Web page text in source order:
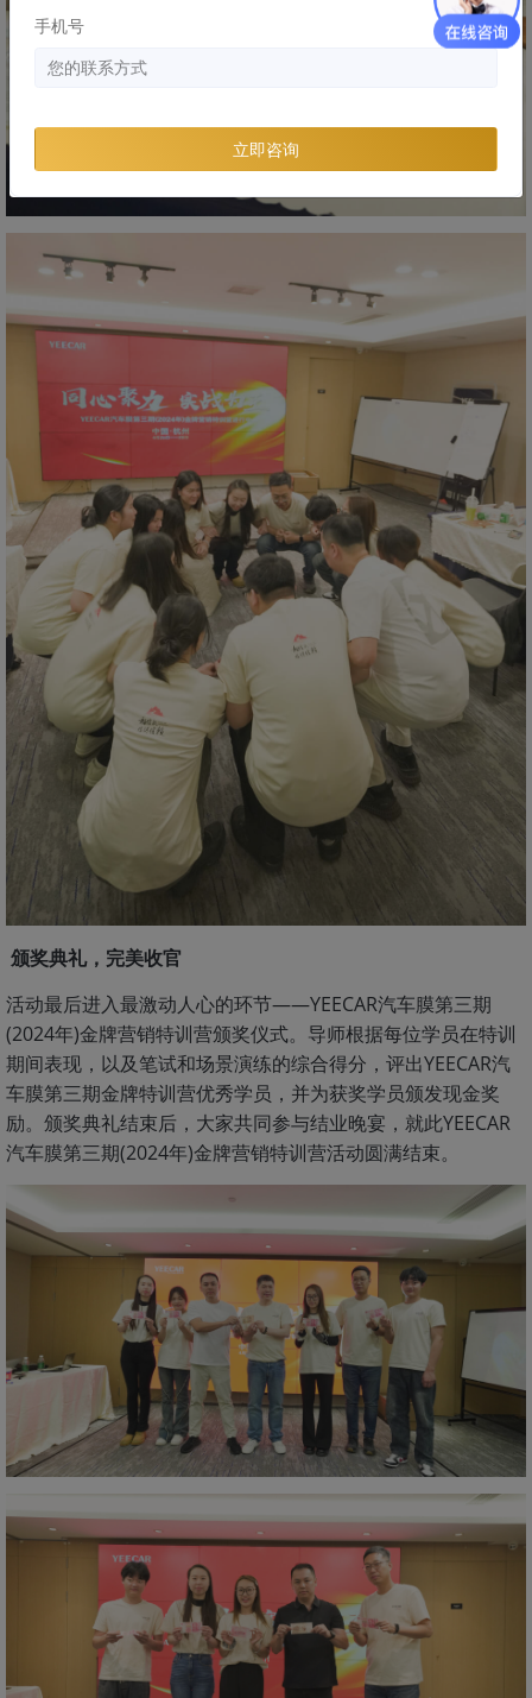
颁奖典礼，完美收官
活动最后进入最激动人心的环节——YEECAR汽车膜第三期
(2024年)金牌营销特训营颁奖仪式。导师根据每位学员在特训
期间表现，以及笔试和场景演练的综合得分，评出YEECAR汽
车膜第三期金牌特训营优秀学员，并为获奖学员颁发现金奖
励。颁奖典礼结束后，大家共同参与结业晚宴，就此YEECAR
汽车膜第三期(2024年)金牌营销特训营活动圆满结束。
手机号
立即咨询